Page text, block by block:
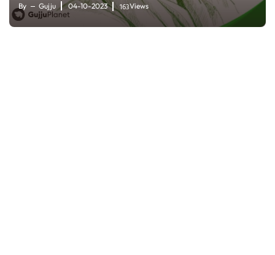
By Gujju 04-10-2023 163Views